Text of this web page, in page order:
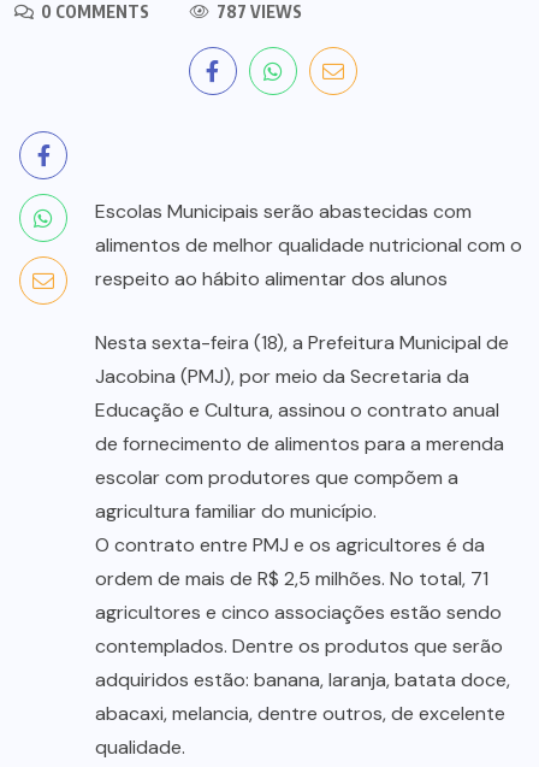
0 COMMENTS
787 VIEWS
Escolas Municipais serão abastecidas com
alimentos de melhor qualidade nutricional com o
respeito ao hábito alimentar dos alunos
Nesta sexta-feira (18), a Prefeitura Municipal de
Jacobina (PMJ), por meio da Secretaria da
Educação e Cultura, assinou o contrato anual
de fornecimento de alimentos para a merenda
escolar com produtores que compõem a
agricultura familiar do município.
O contrato entre PMJ e os agricultores é da
ordem de mais de R$ 2,5 milhões. No total, 71
agricultores e cinco associações estão sendo
contemplados. Dentre os produtos que serão
adquiridos estão: banana, laranja, batata doce,
abacaxi, melancia, dentre outros, de excelente
qualidade.